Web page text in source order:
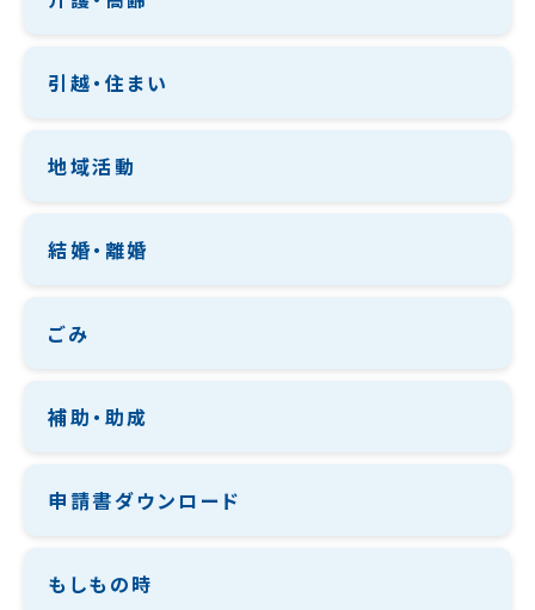
引越・住まい
地域活動
結婚・離婚
ごみ
補助・助成
申請書ダウンロード
もしもの時